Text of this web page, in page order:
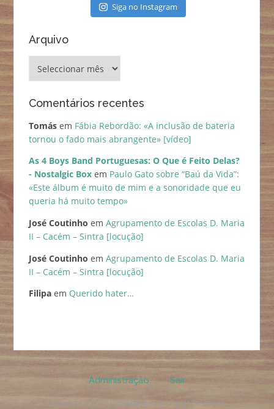
Siga no Instagram
Arquivo
Comentários recentes
Tomásem Fábia Rebordão: «A inclusão de bateria
tornou o fado mais abrangente» [vídeo]
As 4 Boys Band Portuguesas: O Que é Feito Delas?
- Nostalgic Boxem Paulo Gato sobre “Baú da Vida”:
«Este álbum é muito de mim e a sonoridade que eu
queria há muito tempo»
José Coutinho em Agrupamento de Escolas D. Maria
II – Cacém – Sintra [locução]
José Coutinho em Agrupamento de Escolas D. Maria
II – Cacém – Sintra [locução]
Filipaem Querido hater…
Administração Sair
Copyright © 2026 DanielaPress. All Rights Reserved.